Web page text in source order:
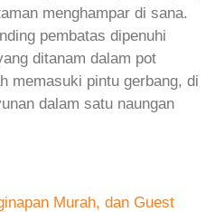
menghampar di sana.
pembatas dipenuhi
ditanam dalam pot
memasuki pintu gerbang, di
dalam satu naungan
Murah, dan Guest